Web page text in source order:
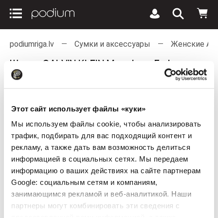
Этот сайт использует файлы «куки»
Мы используем файлы cookie, чтобы анализировать
трафик, подбирать для вас подходящий контент и
рекламу, а также дать вам возможность делиться
информацией в социальных сетях. Мы передаем
информацию о ваших действиях на сайте партнерам
Google: социальным сетям и компаниям,
занимающимся рекламой и веб-аналитикой. Наши
партнеры могут комбинировать эти сведения с
podiumriga.lv Сумки и аксессуары Женские
Шапка CALVIN KLEIN Monologo Embro
Beanie Ivory